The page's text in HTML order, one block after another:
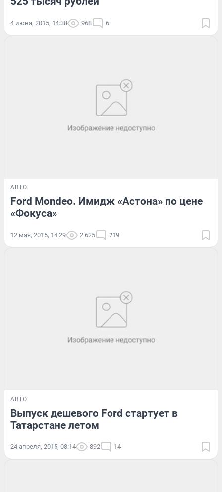
4 июня, 2015, 14:38 968 6
АВТО
Ford Mondeo. Имидж «Астона» по цене
«Фокуса»
12 мая, 2015, 14:29 2 625 219
АВТО
Выпуск дешевого Ford стартует в
Татарстане летом
24 апреля, 2015, 08:14 892 14